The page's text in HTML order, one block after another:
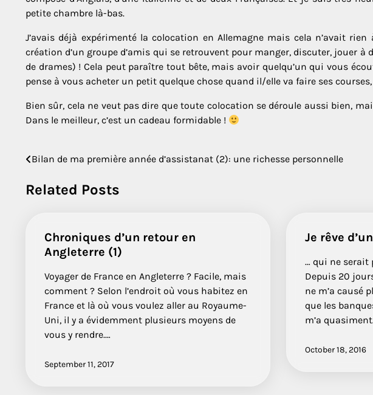
petite chambre là-bas.
J’avais déjà expérimenté la colocation en Allemagne mais cela n’avait
création d’un groupe d’amis qui se retrouvent pour manger, discuter, jouer
de drames) ! Cela peut paraître tout bête, mais avoir quelqu’un qui vous
pense à vous acheter un petit quelque chose quand il/elle va faire ses
Bien sûr, cela ne veut pas dire que toute colocation se déroule aussi bien,
Dans le meilleur, c’est un cadeau formidable !
Post
navigation
Bilan de ma première année d’assistanat (2): une richesse personnelle
Related Posts
Chroniques d’un retour en
Angleterre (1)
Voyager de France en Angleterre ? Facile, mais
comment ? Selon l’endroit où vous habitez en
France et là où vous voulez aller au Royaume-
Uni, il y a évidemment plusieurs moyens de
vous y rendre.…
September 11, 2017
Je rêve
… qui ne serait
Depuis 20
ne m’a causé
que les
m’a
October 18, 2016